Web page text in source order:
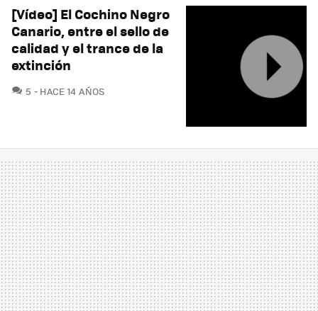
[Vídeo] El Cochino Negro
Canario, entre el sello de
calidad y el trance de la
extinción
5 COMENTARIOS
HACE 14 AÑOS